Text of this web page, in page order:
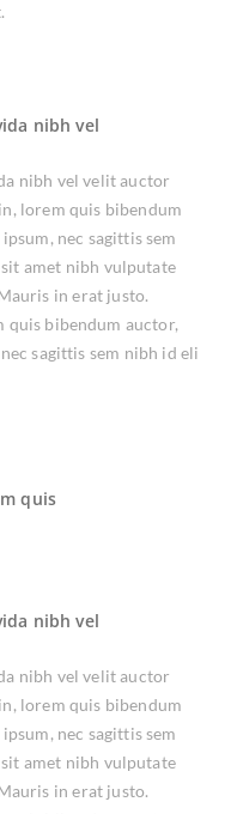
nibh vel
nibh vel velit auctor
lorem quis bibendum
nec sagittis sem
amet nibh vulputate
in erat justo.
bibendum auctor,
sagittis sem nibh id eli
quis
nibh vel
nibh vel velit auctor
lorem quis bibendum
nec sagittis sem
amet nibh vulputate
in erat justo.